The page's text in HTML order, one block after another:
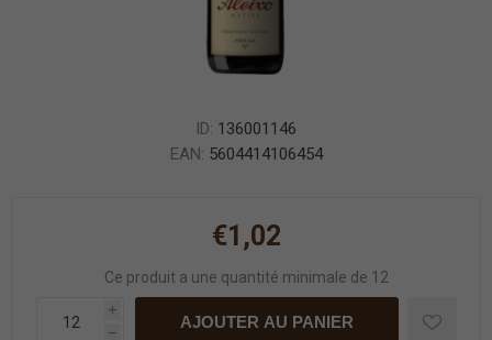
ID: 136001146
EAN: 5604414106454
€1,02
Ce produit a une quantité minimale de 12
i
h
AJOUTER AU PANIER